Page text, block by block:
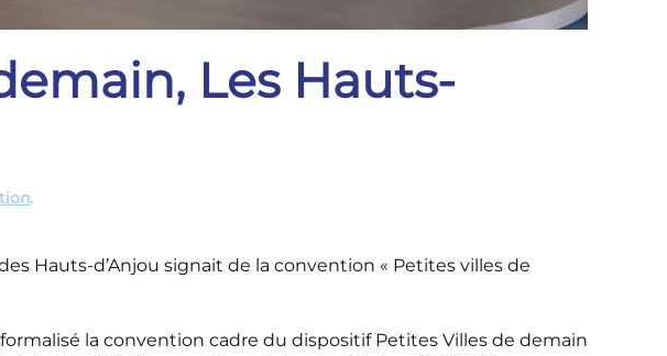
Les Hauts-
.
Hauts-d’Anjou signait de la convention « Petites villes de
la convention cadre du dispositif Petites Villes de demain